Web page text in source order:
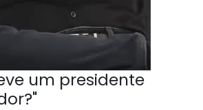
um presidente